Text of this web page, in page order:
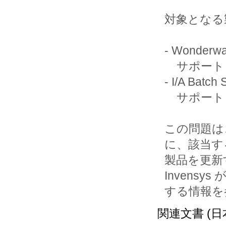
対象とな
-
- I/A Batch
この問題
に、該当
製品を更
Invensys
する情報
関連文書 (日